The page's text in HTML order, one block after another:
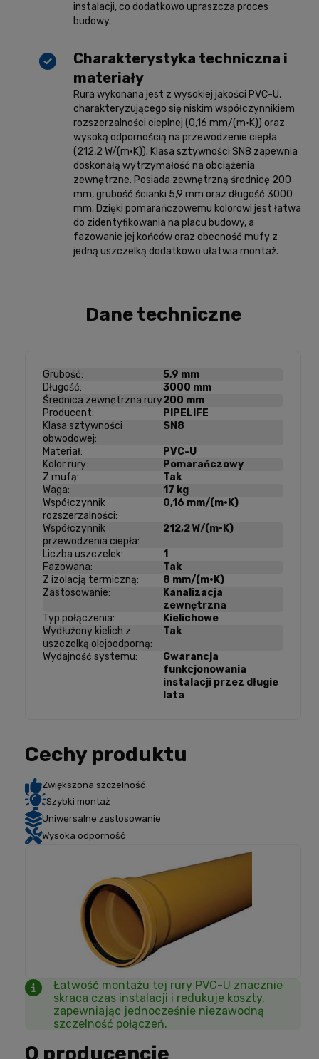
instalacji, co dodatkowo upraszcza proces
budowy.
Charakterystyka techniczna i
materiały
Rura wykonana jest z wysokiej jakości PVC-U,
charakteryzującego się niskim współczynnikiem
rozszerzalności cieplnej (0,16 mm/(m·K)) oraz
wysoką odpornością na przewodzenie ciepła
(212,2 W/(m·K)). Klasa sztywności SN8 zapewnia
doskonałą wytrzymałość na obciążenia
zewnętrzne. Posiada zewnętrzną średnicę 200
mm, grubość ścianki 5,9 mm oraz długość 3000
mm. Dzięki pomarańczowemu kolorowi jest łatwa
do zidentyfikowania na placu budowy, a
fazowanie jej końców oraz obecność mufy z
jedną uszczelką dodatkowo ułatwia montaż.
Dane techniczne
Grubość:
5,9 mm
Długość:
3000 mm
Średnica zewnętrzna rury200 mm
Producent:
PIPELIFE
Klasa sztywności
obwodowej:
SN8
Materiał:
PVC-U
Kolor rury:
Pomarańczowy
Z mufą:
Tak
Waga:
17 kg
Współczynnik
rozszerzalności:
0,16 mm/(m·K)
Współczynnik
przewodzenia ciepła:
212,2 W/(m·K)
Liczba uszczelek:
1
Fazowana:
Tak
Z izolacją termiczną:
8 mm/(m·K)
Zastosowanie:
Kanalizacja
zewnętrzna
Typ połączenia:
Kielichowe
Wydłużony kielich z
uszczelką olejoodporną:
Tak
Wydajność systemu:
Gwarancja
funkcjonowania
instalacji przez długie
lata
Cechy produktu
Zwiększona szczelność
Szybki montaż
Uniwersalne zastosowanie
Wysoka odporność
Łatwość montażu tej rury PVC-U znacznie
skraca czas instalacji i redukuje koszty,
zapewniając jednocześnie niezawodną
szczelność połączeń.
O producencie